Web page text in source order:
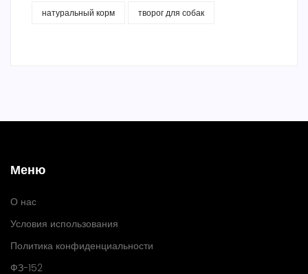
натуральный корм творог для собак
Меню
О нас
Условия использования
Политика конфиденциальности
ФЗ-152